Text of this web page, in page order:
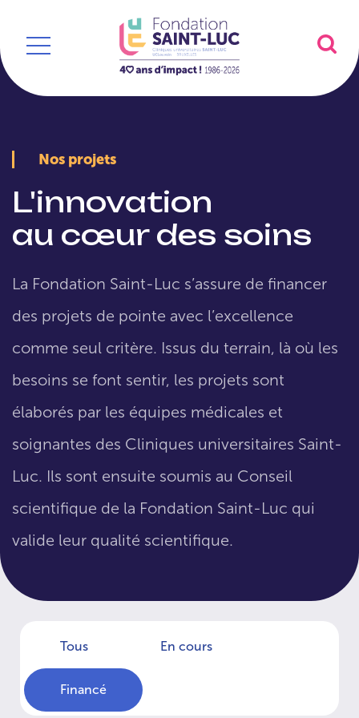
Nos projets
L'innovation
au cœur des soins
La Fondation Saint-Luc s’assure de financer
des projets de pointe avec l’excellence
comme seul critère. Issus du terrain, là où les
besoins se font sentir, les projets sont
élaborés par les équipes médicales et
soignantes des Cliniques universitaires Saint-
Luc. Ils sont ensuite soumis au Conseil
scientifique de la Fondation Saint-Luc qui
valide leur qualité scientifique.
Tous En cours
Financé